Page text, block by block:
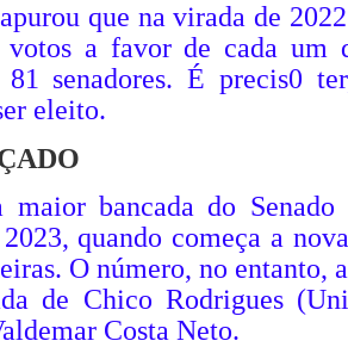
que na virada de
a favor de cada um
81 senadores. É precis0
eleito.
bancada do
quando começa a
O número, no entanto,
de Chico Rodrigues
Costa Neto.